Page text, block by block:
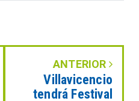
ANTERIOR
Villavicencio
tendrá Festival